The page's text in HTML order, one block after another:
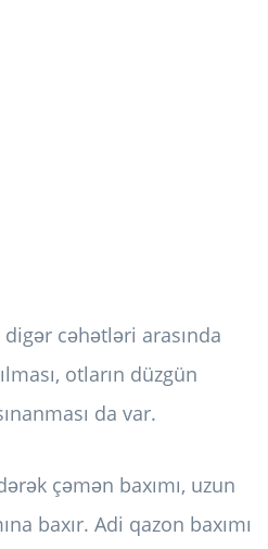
digər cəhətləri arasında
otların düzgün
da var.
çəmən baxımı, uzun
baxır. Adi qazon baxımı